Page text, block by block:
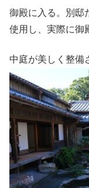
御殿に入る。別邸
使用し、実際に御
中庭が美しく整備